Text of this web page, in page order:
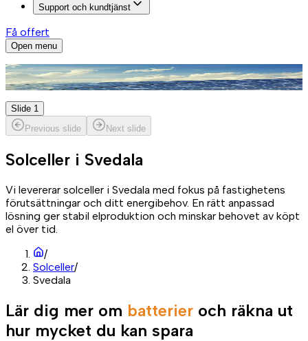
Support och kundtjänst
Få offert
Open menu
Slide 1
Previous slide
Next slide
Solceller i Svedala
Vi levererar solceller i Svedala med fokus på fastighetens
förutsättningar och ditt energibehov. En rätt anpassad
lösning ger stabil elproduktion och minskar behovet av köpt
el över tid.
/
Solceller/
Svedala
Lär dig mer om batterier och räkna ut
hur mycket du kan spara